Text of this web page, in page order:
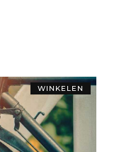
WINKELEN